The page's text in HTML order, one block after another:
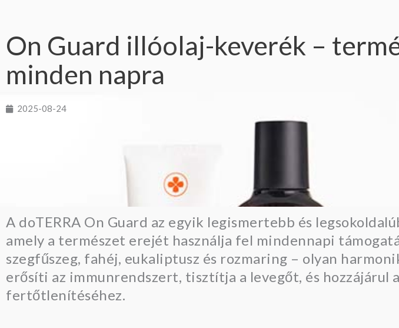
On Guard illóolaj-keverék –
minden napra
2025-08-24
A doTERRA On Guard az egyik legismertebb és
amely a természet erejét használja fel mindennapi
szegfűszeg, fahéj, eukaliptusz és rozmaring – olyan
erősíti az immunrendszert, tisztítja a levegőt, és hozzájárul
fertőtlenítéséhez.